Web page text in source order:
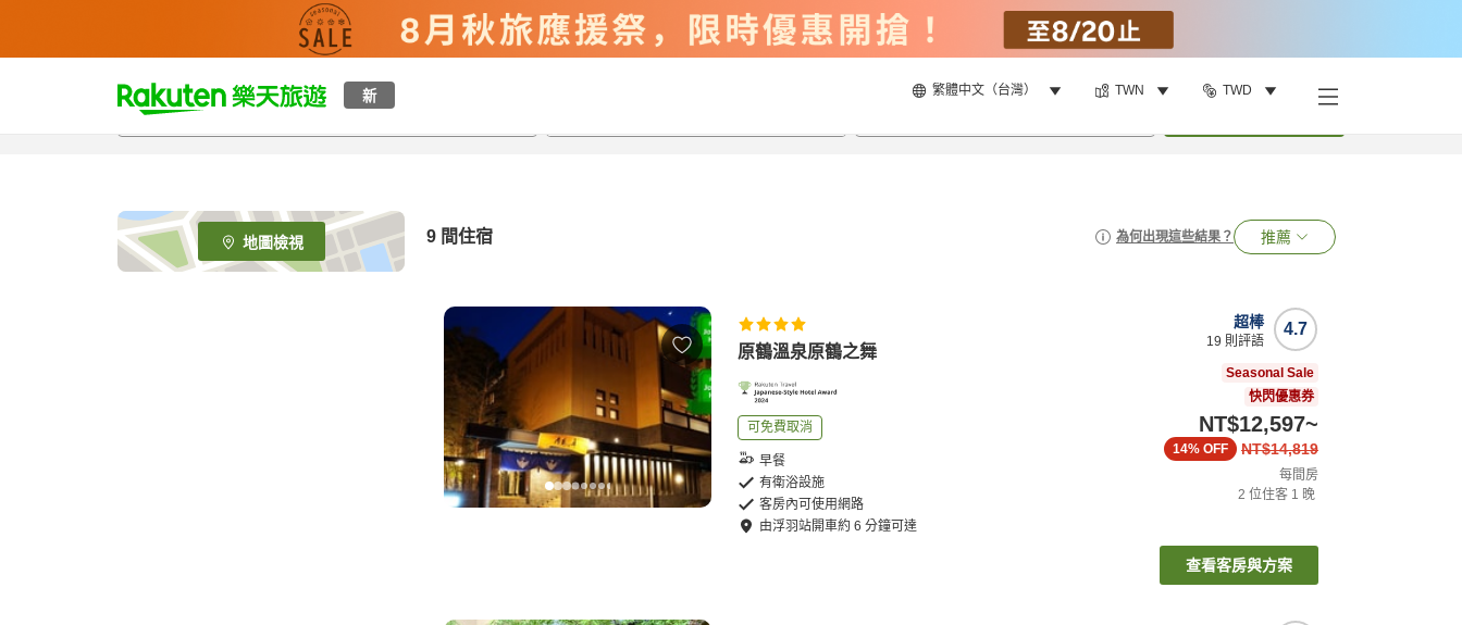
新 繁體中文（台灣） TWN TWD
t
p
e
_
s
地圖檢視 9 間住宿 為何出現這些結果？ 推薦
原鶴溫泉原鶴之舞
可免費取消
早餐
有衛浴設施
客房內可使用網路
由浮羽站開車約6 分鐘可達
4.7
超棒
19 則評語
Seasonal Sale
快閃優惠券
NT$12,597~
NT$14,819
14% OFF
每間房
2 位住客 1 晚
查看客房與方案